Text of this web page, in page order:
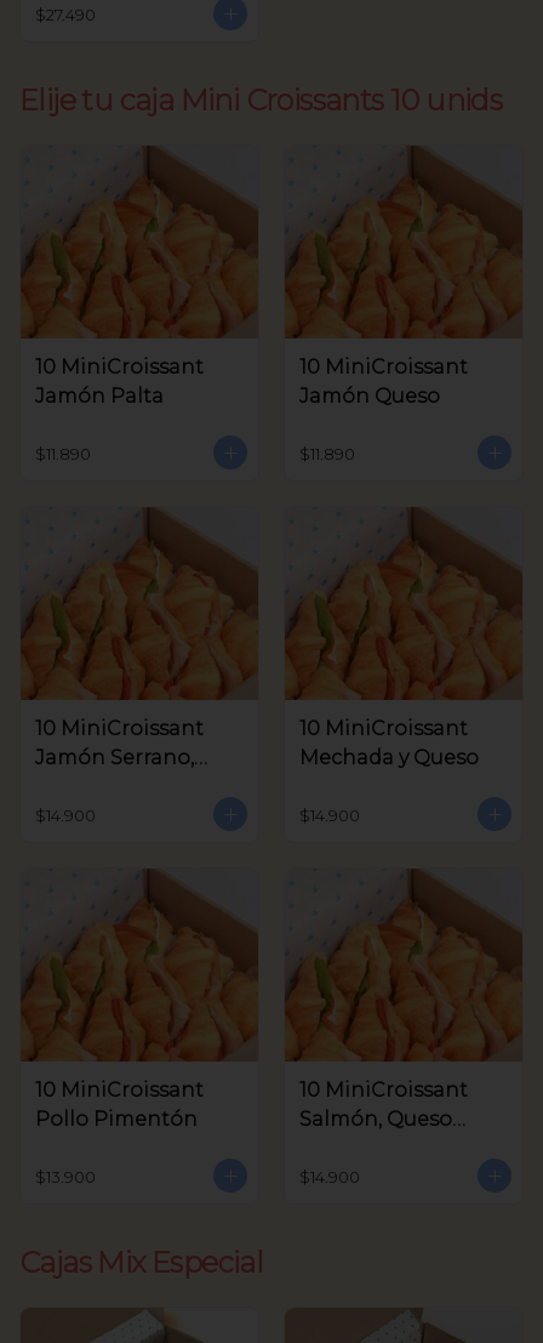
$27.490
Elije tu caja Mini Croissants 10 unids
10 MiniCroissant
Jamón Palta
$11.890
10 MiniCroissant
Jamón Queso
$11.890
10 MiniCroissant
Jamón Serrano,
Aceitunas V.
$14.900
10 MiniCroissant
Mechada y Queso
$14.900
10 MiniCroissant
Pollo Pimentón
$13.900
10 MiniCroissant
Salmón, Queso
$14.900
Cajas Mix Especial